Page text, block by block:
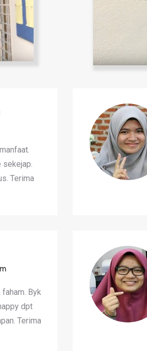
sekejap.
Terima
faham. Byk
dpt
Terima